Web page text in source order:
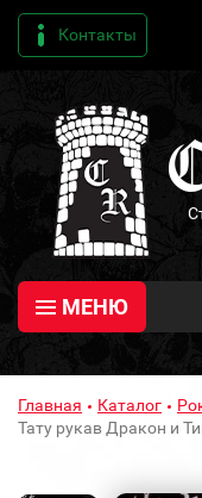
Контакты
МЕНЮ
Главная Каталог
Тату рукав Дракон и